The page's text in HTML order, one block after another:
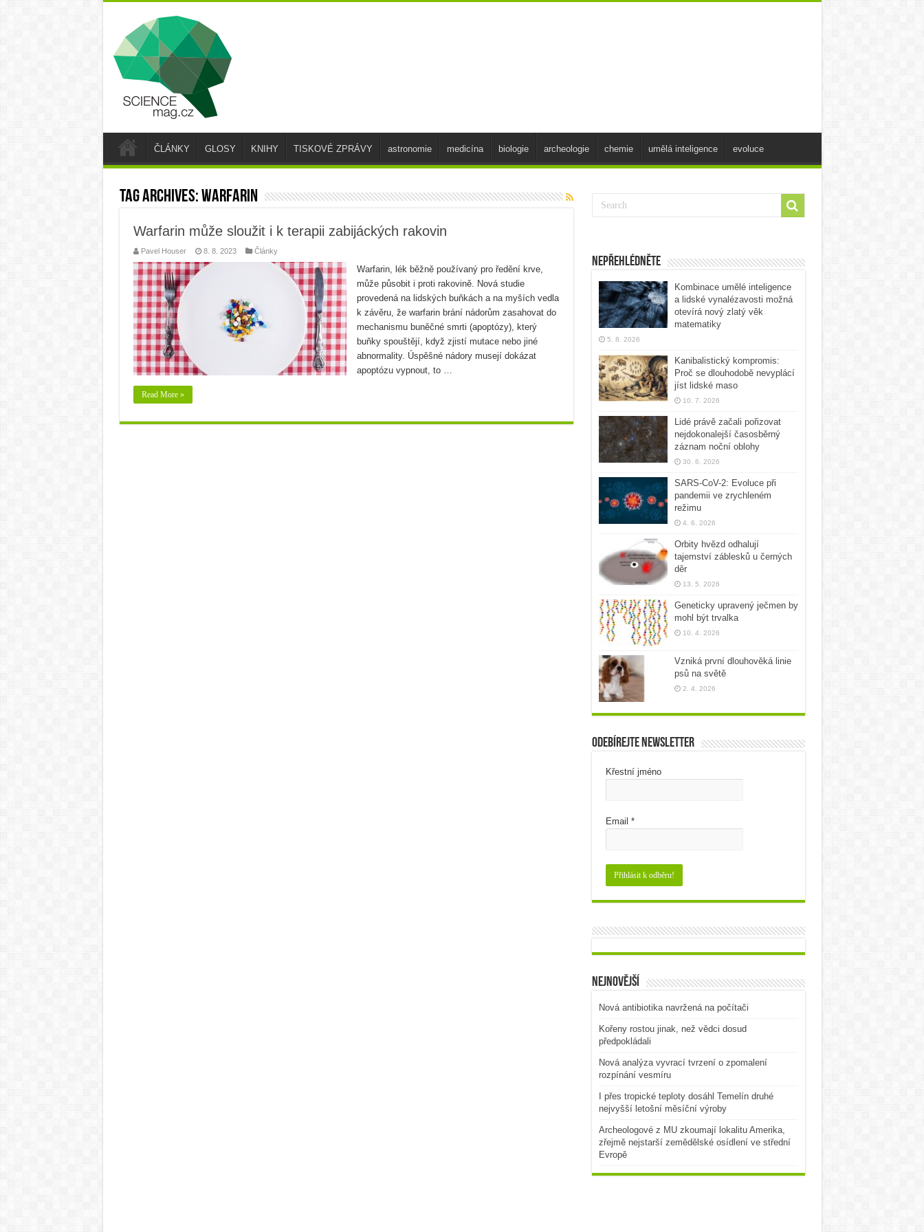
ČLÁNKY GLOSY KNIHY TISKOVÉ ZPRÁVY astronomie medicína biologie archeologie chemie umělá inteligence evoluce
Tag Archives:warfarin
Warfarin může sloužit i k terapii zabijáckých rakovin
Pavel Houser 8. 8. 2023 Články
Warfarin, lék běžně používaný pro ředění krve,
může působit i proti rakovině. Nová studie
provedená na lidských buňkách a na myších vedla
k závěru, že warfarin brání nádorům zasahovat do
mechanismu buněčné smrti (apoptózy), který
buňky spouštějí, když zjistí mutace nebo jiné
abnormality. Úspěšné nádory musejí dokázat
apoptózu vypnout, to …
Read More »
Nepřehlédněte
Kombinace umělé inteligence
a lidské vynalézavosti možná
otevírá nový zlatý věk
matematiky
5. 8. 2026
Kanibalistický kompromis:
Proč se dlouhodobě nevyplácí
jíst lidské maso
10. 7. 2026
Lidé právě začali pořizovat
nejdokonalejší časosběrný
záznam noční oblohy
30. 6. 2026
SARS-CoV-2: Evoluce při
pandemii ve zrychleném
režimu
4. 6. 2026
Orbity hvězd odhalují
tajemství záblesků u černých
děr
13. 5. 2026
Geneticky upravený ječmen by
mohl být trvalka
10. 4. 2026
Vzniká první dlouhověká linie
psů na světě
2. 4. 2026
Odebírejte newsletter
Křestní jméno
Email *
Nejnovější
Nová antibiotika navržená na počítači
Kořeny rostou jinak, než vědci dosud
předpokládali
Nová analýza vyvrací tvrzení o zpomalení
rozpínání vesmíru
I přes tropické teploty dosáhl Temelín druhé
nejvyšší letošní měsíční výroby
Archeologové z MU zkoumají lokalitu Amerika,
zřejmě nejstarší zemědělské osídlení ve střední
Evropě